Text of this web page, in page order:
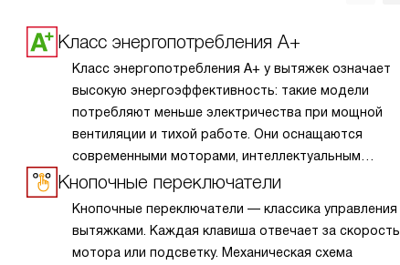
Класс энергопотребления A+
Класс энергопотребления A+ у вытяжек означает
высокую энергоэффективность: такие модели
потребляют меньше электричества при мощной
вентиляции и тихой работе. Они оснащаются
современными моторами, интеллектуальным
управлением скоростей и эффективными
Кнопочные переключатели
Кнопочные переключатели — классика управления
вытяжками. Каждая клавиша отвечает за скорость
мотора или подсветку. Механическая схема